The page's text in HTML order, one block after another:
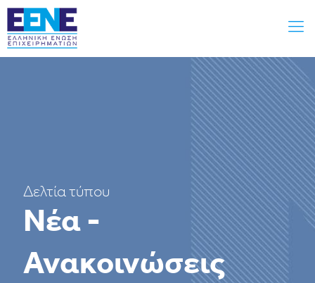
Δελτία τύπου
Νέα -
Ανακοινώσεις